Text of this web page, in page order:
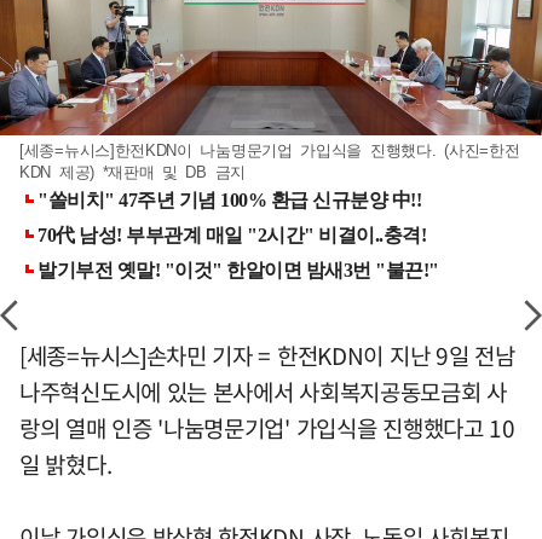
[세종=뉴시스]한전KDN이 나눔명문기업 가입식을 진행했다. (사진=한전
KDN 제공) *재판매 및 DB 금지
[세종=뉴시스]손차민 기자 = 한전KDN이 지난 9일 전남
나주혁신도시에 있는 본사에서 사회복지공동모금회 사
랑의 열매 인증 '나눔명문기업' 가입식을 진행했다고 10
일 밝혔다.